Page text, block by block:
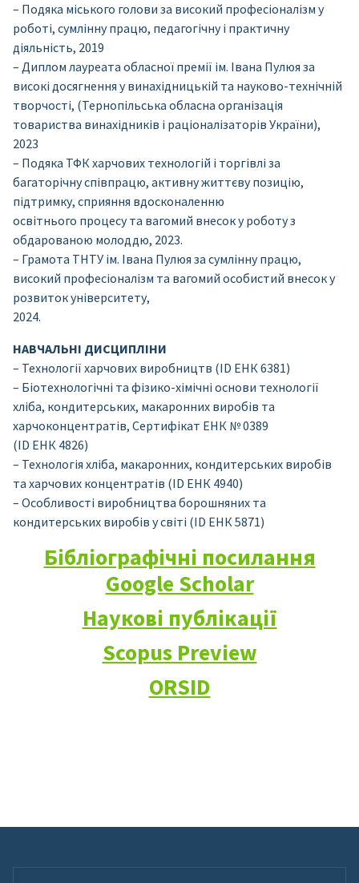
– Подяка міського голови за високий професіоналізм у
роботі, сумлінну працю, педагогічну і практичну
діяльність, 2019
– Диплом лауреата обласної премії ім. Івана Пулюя за
високі досягнення у винахідницькій та науково-технічній
творчості, (Тернопільська обласна організація
товариства винахідників і раціоналізаторів України),
2023
– Подяка ТФК харчових технологій і торгівлі за
багаторічну співпрацю, активну життєву позицію,
підтримку, сприяння вдосконаленню
освітнього процесу та вагомий внесок у роботу з
обдарованою молоддю, 2023.
– Грамота ТНТУ ім. Івана Пулюя за сумлінну працю,
високий професіоналізм та вагомий особистий внесок у
розвиток університету,
2024.
НАВЧАЛЬНІ ДИСЦИПЛІНИ
– Технології харчових виробництв (ID ЕНК 6381)
– Біотехнологічні та фізико-хімічні основи технології
хліба, кондитерських, макаронних виробів та
харчоконцентратів, Сертифікат ЕНК № 0389
(ID ЕНК 4826)
– Технологія хліба, макаронних, кондитерських виробів
та харчових концентратів (ID ЕНК 4940)
– Особливості виробництва борошняних та
кондитерських виробів у світі (ID ЕНК 5871)
Бібліографічні посилання
Google Scholar
Наукові публікації
Scopus Preview
ORSID